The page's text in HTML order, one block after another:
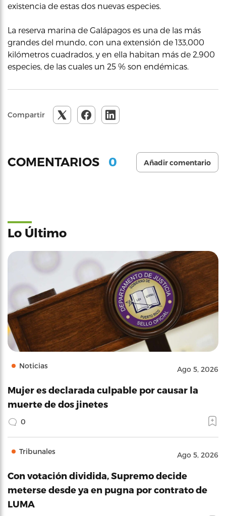
existencia de estas dos nuevas especies.
La reserva marina de Galápagos es una de las más
grandes del mundo, con una extensión de 133,000
kilómetros cuadrados, y en ella habitan más de 2,900
especies, de las cuales un 25 % son endémicas.
Compartir
COMENTARIOS 0 Añadir comentario
Lo Último
Noticias Ago 5, 2026
Mujer es declarada culpable por causar la
muerte de dos jinetes
0
Tribunales Ago 5, 2026
Con votación dividida, Supremo decide
meterse desde ya en pugna por contrato de
LUMA